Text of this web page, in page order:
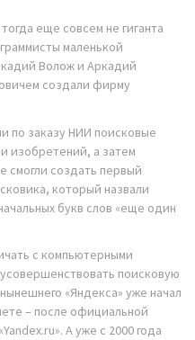
еще совсем не гиганта
маленькой
Волож и Аркадий
создали фирму
по заказу НИИ поисковые
изобретений, а затем
смогли создать первый
который назвали
букв слов «еще один
с компьютерными
поисковую
«Яндекса» уже начал
– после официальной
А уже с 2000 года